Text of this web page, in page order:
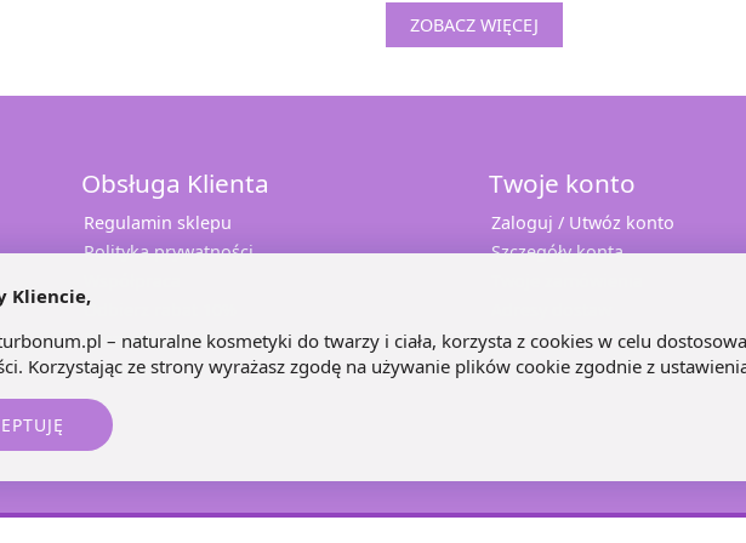
ZOBACZ WIĘCEJ
Obsługa Klienta
Regulamin sklepu
Polityka prywatności
Odbierz rabat 10%
Sprawdź opinie
Kontakt
Twoje konto
Zaloguj / Utwóz konto
Szczegóły konta
Kliencie,
– naturalne kosmetyki do twarzy i ciała, korzysta z cookies w celu
. Korzystając ze strony wyrażasz zgodę na używanie plików cookie zgodnie z